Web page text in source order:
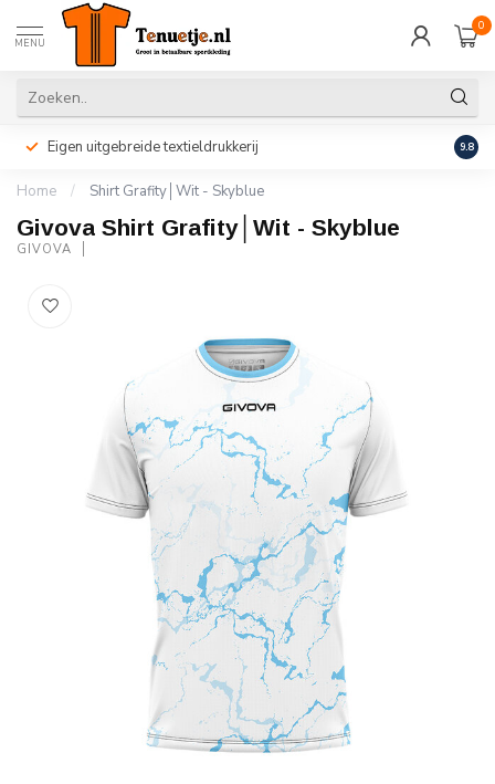
MENU
0
Eigen uitgebreide textieldrukkerij 9.8
Home / Shirt Grafity│Wit - Skyblue
Givova Shirt Grafity│Wit - Skyblue
GIVOVA